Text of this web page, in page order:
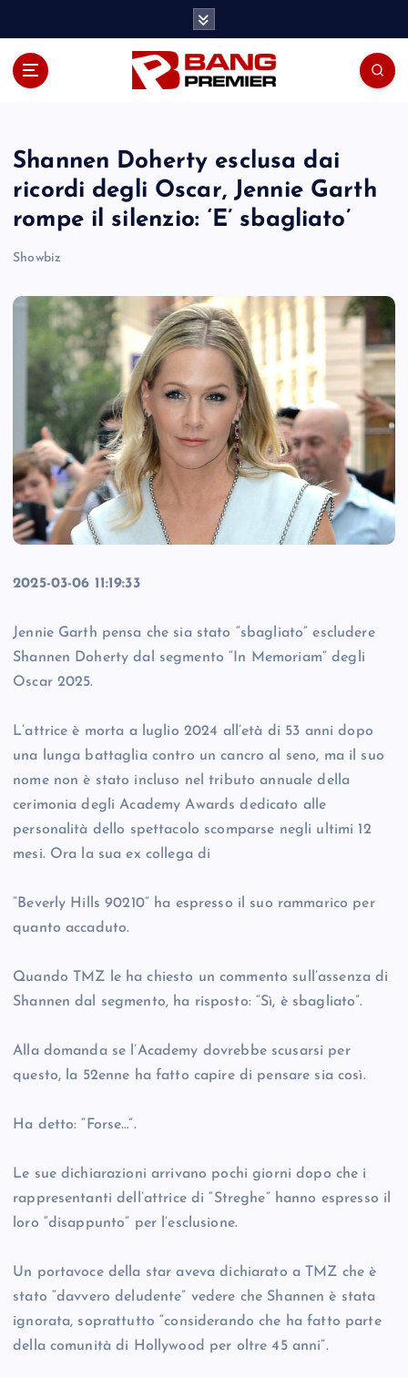
Shannen Doherty esclusa dai
ricordi degli Oscar, Jennie Garth
rompe il silenzio: ‘E’ sbagliato’
Showbiz
2025-03-06 11:19:33
Jennie Garth pensa che sia stato “sbagliato” escludere
Shannen Doherty dal segmento “In Memoriam” degli
Oscar 2025.
L’attrice è morta a luglio 2024 all’età di 53 anni dopo
una lunga battaglia contro un cancro al seno, ma il suo
nome non è stato incluso nel tributo annuale della
cerimonia degli Academy Awards dedicato alle
personalità dello spettacolo scomparse negli ultimi 12
mesi. Ora la sua ex collega di
“Beverly Hills 90210” ha espresso il suo rammarico per
quanto accaduto.
Quando TMZ le ha chiesto un commento sull’assenza di
Shannen dal segmento, ha risposto: “Sì, è sbagliato”.
Alla domanda se l’Academy dovrebbe scusarsi per
questo, la 52enne ha fatto capire di pensare sia così.
Ha detto: “Forse…”.
Le sue dichiarazioni arrivano pochi giorni dopo che i
rappresentanti dell’attrice di “Streghe” hanno espresso il
loro “disappunto” per l’esclusione.
Un portavoce della star aveva dichiarato a TMZ che è
stato “davvero deludente” vedere che Shannen è stata
ignorata, soprattutto “considerando che ha fatto parte
della comunità di Hollywood per oltre 45 anni”.